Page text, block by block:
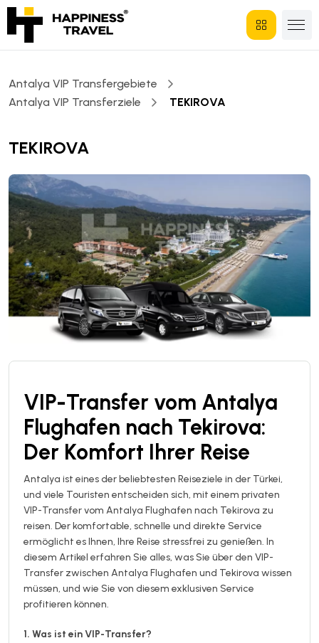
Antalya VIP Transfergebiete
Antalya VIP Transferziele
TEKIROVA
TEKIROVA
VIP-Transfer vom Antalya
Flughafen nach Tekirova:
Der Komfort Ihrer Reise
Antalya ist eines der beliebtesten Reiseziele in der Türkei,
und viele Touristen entscheiden sich, mit einem privaten
VIP-Transfer vom Antalya Flughafen nach Tekirova zu
reisen. Der komfortable, schnelle und direkte Service
ermöglicht es Ihnen, Ihre Reise stressfrei zu genießen. In
diesem Artikel erfahren Sie alles, was Sie über den VIP-
Transfer zwischen Antalya Flughafen und Tekirova wissen
müssen, und wie Sie von diesem exklusiven Service
profitieren können.
1. Was ist ein VIP-Transfer?